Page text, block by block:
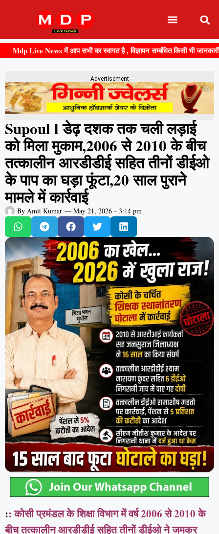
News में आप सभी का स्वागत है , विज्ञापन सम्बंधित किसी भी जानकारी के लिए
---Advertisement---
Supoul l डेढ़ दशक तक चली लड़ाई
को मिला मुकाम,2006 से 2010 के बीच
तत्कालीन आरडीडीई सहित तीनों डीईओ
के पाप का घड़ा फूंटा,20 साल पुराने
मामले में कार्रवाई
By Amit Kumar — May 21, 2026 - 3:14 pm
:: कोसी प्रमंडल के शिक्षा विभाग में वर्ष 2006 से 2010 के
बीच तत्कालीन आरडीडीई सहित तीनों डीईओ ने जमकर